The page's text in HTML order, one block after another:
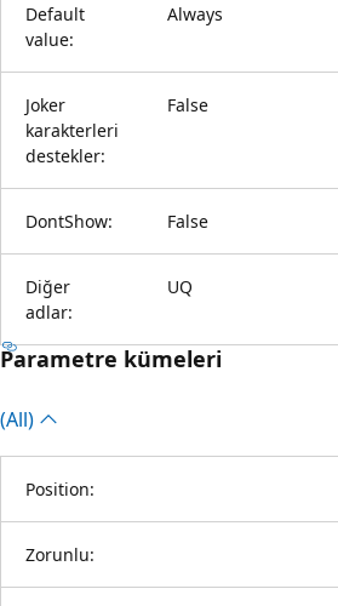
Default
value:
Always
Joker
karakterleri
destekler:
False
DontShow: False
Diğer
adlar:
UQ
Parametre kümeleri
(All)
Position:
Zorunlu: